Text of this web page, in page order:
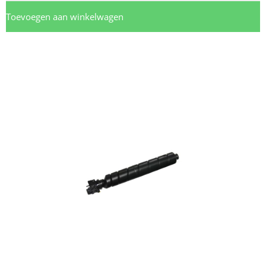
Toevoegen aan winkelwagen